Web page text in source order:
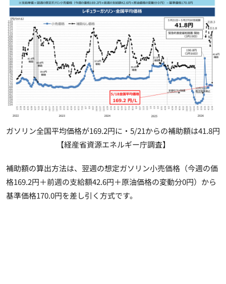
ガソリン全国平均価格が169.2円に・5/21からの補助額は41.8円
【経産省資源エネルギー庁調査】
補助額の算出方法は、翌週の想定ガソリン小売価格（今週の価
格169.2円＋前週の支給額42.6円＋原油価格の変動分0円）から
基準価格170.0円を差し引く方式です。